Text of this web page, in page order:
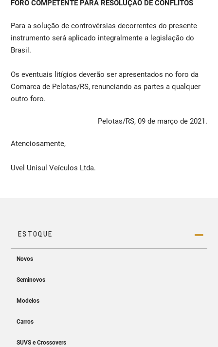
FORO COMPETENTE PARA RESOLUÇÃO DE CONFLITOS
Para a solução de controvérsias decorrentes do presente
instrumento será aplicado integralmente a legislação do
Brasil.
Os eventuais litígios deverão ser apresentados no foro da
Comarca de Pelotas/RS, renunciando as partes a qualquer
outro foro.
Pelotas/RS, 09 de março de 2021.
Atenciosamente,
Uvel Unisul Veículos Ltda.